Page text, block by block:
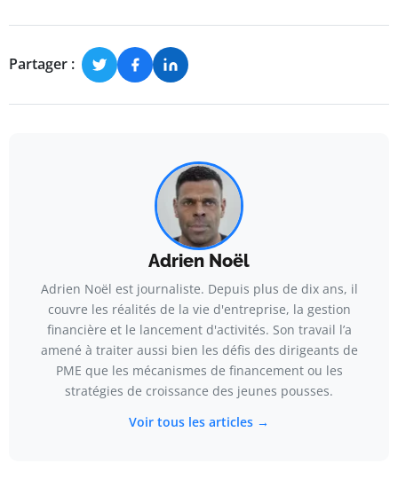
Partager :
Adrien Noël
Adrien Noël est journaliste. Depuis plus de dix ans, il
couvre les réalités de la vie d'entreprise, la gestion
financière et le lancement d'activités. Son travail l’a
amené à traiter aussi bien les défis des dirigeants de
PME que les mécanismes de financement ou les
stratégies de croissance des jeunes pousses.
Voir tous les articles →